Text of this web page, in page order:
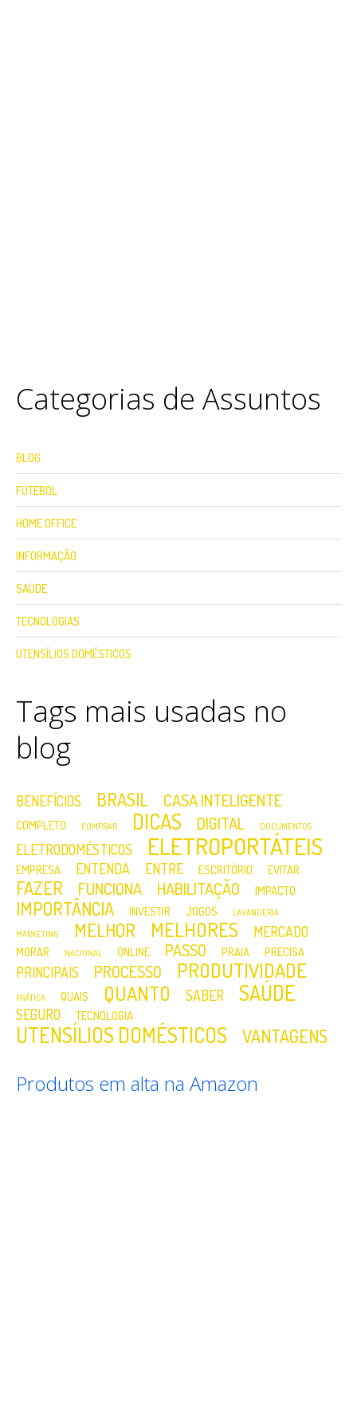
Categorias de Assuntos
BLOG
FUTEBOL
HOME OFFICE
INFORMAÇÃO
SAÚDE
TECNOLOGIAS
UTENSÍLIOS DOMÉSTICOS
Tags mais usadas no
blog
BENEFÍCIOS BRASIL CASA INTELIGENTE
COMPLETO COMPRAR DICAS DIGITAL DOCUMENTOS
ELETRODOMÉSTICOS ELETROPORTÁTEIS
EMPRESA ENTENDA ENTRE ESCRITÓRIO EVITAR
FAZER FUNCIONA HABILITAÇÃO IMPACTO
IMPORTÂNCIA INVESTIR JOGOS
LAVANDERIA
MARKETING
MELHOR MELHORES MERCADO
MORAR NACIONAL ONLINE PASSO PRAIA PRECISA
PRINCIPAIS PROCESSO PRODUTIVIDADE
PRÁTICA QUAIS QUANTO SABER SAÚDE
SEGURO TECNOLOGIA
UTENSÍLIOS DOMÉSTICOS VANTAGENS
Produtos em alta na Amazon